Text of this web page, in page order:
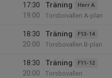
17:30
19:00
Träning Herr A
Torsbovallen A-plan
18:30
20:00
Träning F13-14
Torsbovallen B-plan
18:30
20:00
Träning F11-12
Torsbovallen